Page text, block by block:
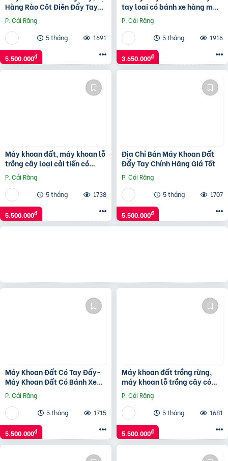
Hàng Rào Cột Điện Đẩy Tay
Mitsubishi TB43
P. Cái Răng
5 tháng
1691
5.500.000đ
tay loại có bánh xe hàng mới
nhất ( chỉ có khung)
P. Cái Răng
5 tháng
1916
3.650.000đ
Máy khoan đất, máy khoan lỗ
trồng cây loại cải tiến có
bánh xe đẩy Mitsubishi TB43
P. Cái Răng
5 tháng
1738
5.500.000đ
Địa Chỉ Bán Máy Khoan Đất
Đẩy Tay Chính Hãng Giá Tốt
P. Cái Răng
5 tháng
1707
5.500.000đ
Máy Khoan Đất Có Tay Đẩy-
Máy Khoan Đất Có Bánh Xe
Tiện Dụng
P. Cái Răng
5 tháng
1715
5.500.000đ
Máy khoan đất trồng rừng,
máy khoan lỗ trồng cây có
khung giá đỡ Mitsubishi TB43
P. Cái Răng
5 tháng
1681
5.500.000đ